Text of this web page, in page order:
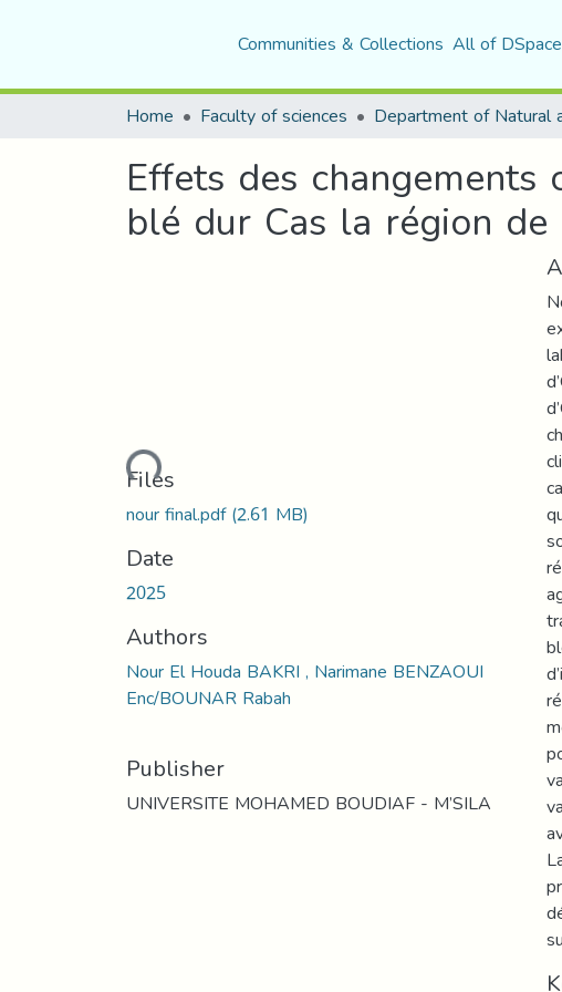
Communities & Collections All of DSpace
Home Faculty of sciences
Effets des
blé dur Cas la région de
Loading...
Files
nour final.pdf(2.61 MB)
Date
2025
Authors
Nour El Houda BAKRI , Narimane BENZAOUI
Enc/BOUNAR Rabah
Publisher
UNIVERSITE MOHAMED BOUDIAF - M’SILA